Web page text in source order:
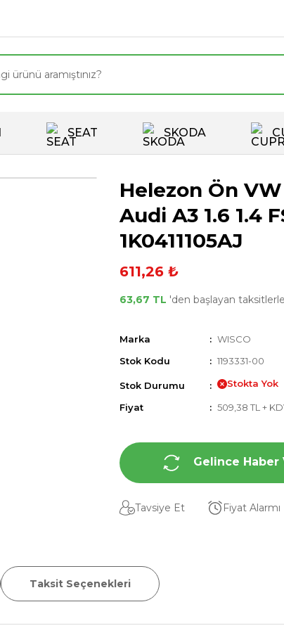
SEAT SKODA
Helezon Ön
Audi A3 1.6 1.4
1K0411105AJ
611,26 ₺
63,67 TL 'den başlayan
Marka
WISCO
Stok Kodu
1193331-00
Stok Durumu Stokta Yok
Fiyat 509,38 TL +
Gelince Haber
Tavsiye Et Fiyat Alarmı
Taksit Seçenekleri